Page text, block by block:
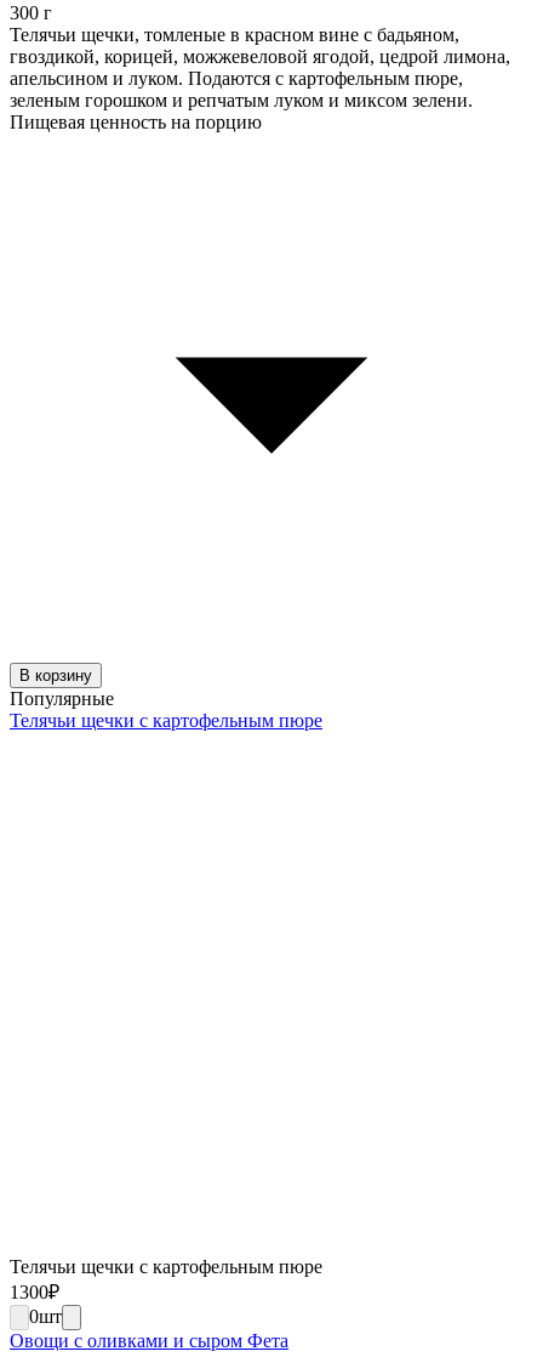
300 г
Телячьи щечки, томленые в красном вине с бадьяном,
гвоздикой, корицей, можжевеловой ягодой, цедрой лимона,
апельсином и луком. Подаются с картофельным пюре,
зеленым горошком и репчатым луком и миксом зелени.
Пищевая ценность на порцию
В корзину
Популярные
Телячьи щечки с картофельным пюре
Телячьи щечки с картофельным пюре
1300₽
0шт
Овощи с оливками и сыром Фета